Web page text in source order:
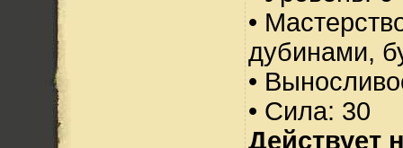
•
дубинами,
•
• Сила: 30
Действует